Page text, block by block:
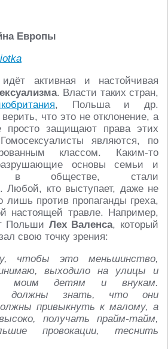
Европы
активная и настойчивая
. Власти таких стран,
, Польша и др.
что это не отклонение, а
защищают права этих
являются, по
классом. Каким-то
основы семьи и
в обществе, стали
. Любой, кто выступает, даже не
лишь против пропаганды греха,
настоящей травле. Например,
Польши Лех Валенса, который
свою точку зрения:
чтобы это меньшинство,
выходило на улицы и
моим детям и внукам.
должны знать, что они
привыкнуть к малому, а
получать прайм-тайм,
провокации, теснить